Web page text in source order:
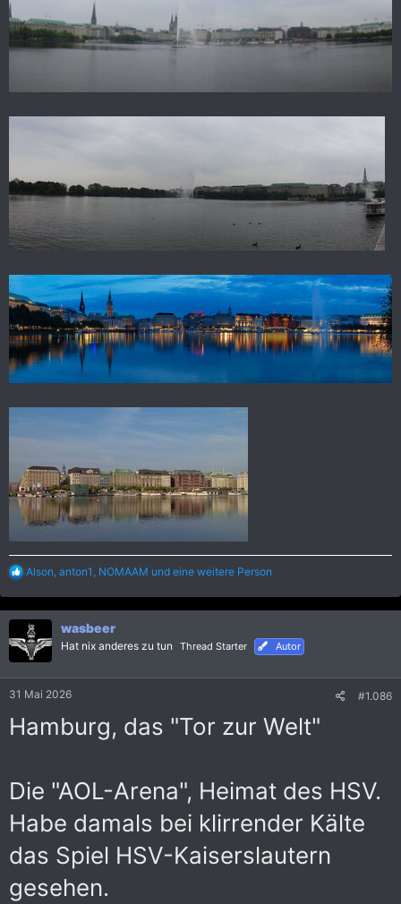
R
a
k
t
i
o
n
Alson anton1 NOMAAM und eine weitere Person
wasbeer
Hat nix anderes zu tun Thread Starter Autor
31 Mai 2026 #1.086
Hamburg, das "Tor zur Welt"
Die "AOL-Arena", Heimat des HSV.
Habe damals bei klirrender Kälte
das Spiel HSV-Kaiserslautern
gesehen.